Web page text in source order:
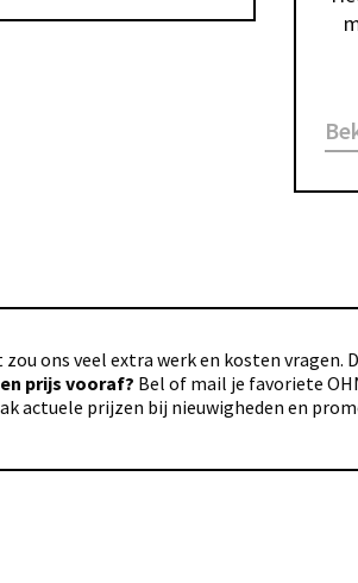
ons veel extra werk en kosten vragen.
prijs vooraf? Bel of mail je favoriete
actuele prijzen bij nieuwigheden en